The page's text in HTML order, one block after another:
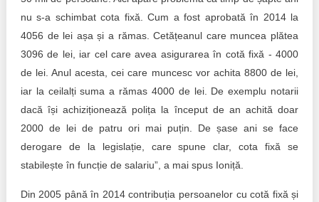
nu s-a schimbat cota fixă. Cum a fost aprobată în 2014 la
4056 de lei așa și a rămas. Cetățeanul care muncea plătea
3096 de lei, iar cel care avea asigurarea în cotă fixă - 4000
de lei. Anul acesta, cei care muncesc vor achita 8800 de lei,
iar la ceilalți suma a rămas 4000 de lei. De exemplu notarii
dacă își achiziționează polița la început de an achită doar
2000 de lei de patru ori mai puțin. De șase ani se face
derogare de la legislație, care spune clar, cota fixă se
stabilește în funcție de salariu”, a mai spus Ioniță.
Din 2005 până în 2014 contribuția persoanelor cu cotă fixă și